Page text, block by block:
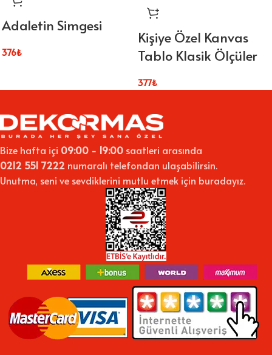
Adaletin Simgesi
376₺
Kişiye Özel Kanvas
Tablo Klasik Ölçüler
377₺
Bize hafta içi 09:00 - 19:00 saatleri arasında
0212 551 7222 numaralı telefondan ulaşabilirsin.
Unutma, seni ve sevdiklerini mutlu etmek için buradayız.